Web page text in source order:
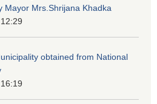
Mayor Mrs.Shrijana Khadka
obtained from National